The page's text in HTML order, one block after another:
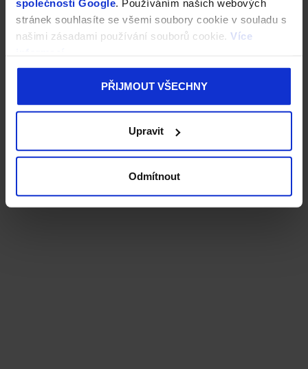
společnosti Google. Používáním našich webových
stránek souhlasíte se všemi soubory cookie v souladu s
našimi zásadami používání souborů cookie. Více
PŘIJMOUT VŠECHNY
Upravit
Odmítnout